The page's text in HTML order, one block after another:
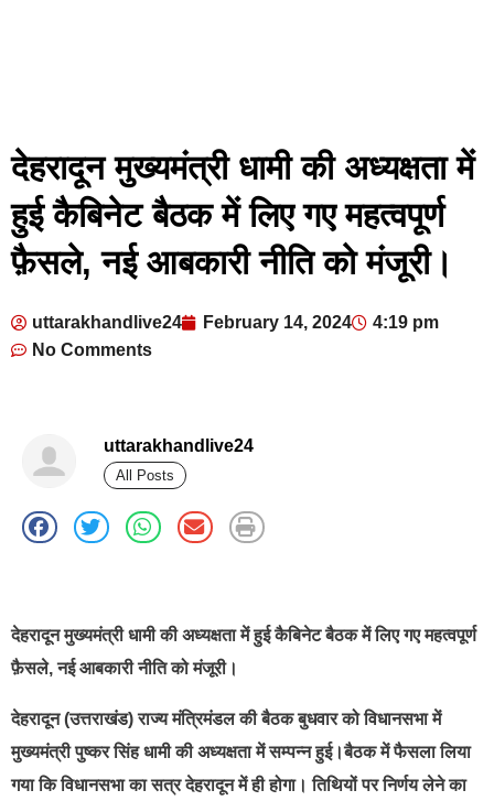
देहरादून मुख्यमंत्री धामी की अध्यक्षता में
हुई कैबिनेट बैठक में लिए गए महत्वपूर्ण
फ़ैसले, नई आबकारी नीति को मंजूरी।
uttarakhandlive24 February 14, 2024
4:19 pm
No Comments
uttarakhandlive24
All Posts
देहरादून मुख्यमंत्री धामी की अध्यक्षता में हुई कैबिनेट बैठक में लिए गए महत्वपूर्ण
फ़ैसले, नई आबकारी नीति को मंजूरी।
देहरादून (उत्तराखंड) राज्य मंत्रिमंडल की बैठक बुधवार को विधानसभा में
मुख्यमंत्री पुष्कर सिंह धामी की अध्यक्षता में सम्पन्न हुई।बैठक में फैसला लिया
गया कि विधानसभा का सत्र देहरादून में ही होगा। तिथियों पर निर्णय लेने का